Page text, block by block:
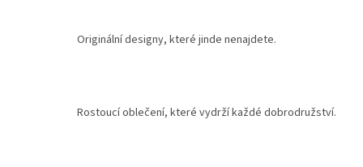
Originální designy, které jinde nenajdete.
Rostoucí oblečení, které vydrží každé dobrodružství.